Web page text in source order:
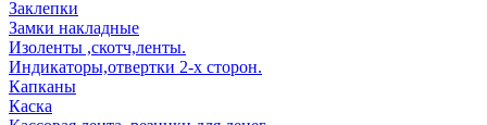
Заклепки
Замки накладные
Изоленты ,скотч,ленты.
Индикаторы,отвертки 2-х сторон.
Капканы
Каска